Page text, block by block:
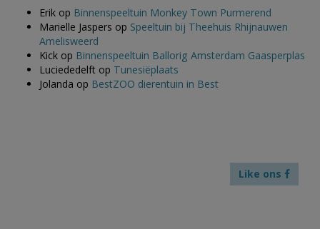
Erik op Binnenspeeltuin Monkey Town Purmerend
Marielle Jaspers op Speeltuin bij Theehuis Rhijnauwen
Amelisweerd
Kick op Binnenspeeltuin Ballorig Amsterdam Gaasperplas
Luciededelft op Tunesiëplaats
Jolanda op BestZOO dierentuin in Best
Like ons